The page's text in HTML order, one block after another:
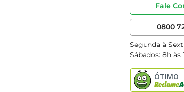
Fale
0800
Segunda à
Sábados: 8h às